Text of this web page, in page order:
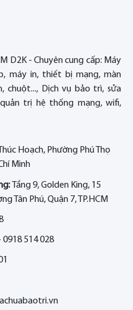
D2K - Chuyên cung cấp: Máy
máy in, thiết bị mạng, màn
chuột..., Dịch vụ bảo trì, sửa
trị hệ thống mạng, wifi,
Hoạch, Phường Phú Thọ
Minh
Tầng 9, Golden King, 15
Tân Phú, Quận 7, TP.HCM
0918 514 028